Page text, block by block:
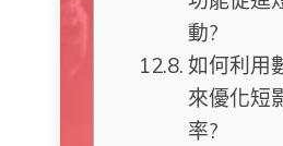
動?
如何利用
來優化短
率?